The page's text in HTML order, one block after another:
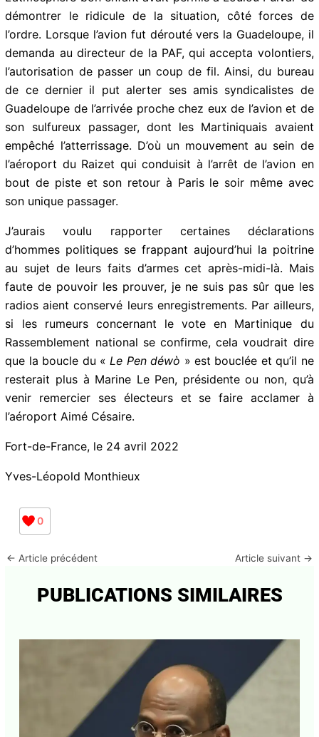
plus musclées.
L’atmosphère bon enfant avait permis à Loulou Pulvar
de démontrer le ridicule de la situation, côté forces de
l’ordre. Lorsque l’avion fut dérouté vers la Guadeloupe,
il demanda au directeur de la PAF, qui accepta
volontiers, l’autorisation de passer un coup de fil. Ainsi,
du bureau de ce dernier il put alerter ses amis
syndicalistes de Guadeloupe de l’arrivée proche chez
eux de l’avion et de son sulfureux passager, dont les
Martiniquais avaient empêché l’atterrissage. D’où un
conduisit à l’arrêt de l’avion en bout de piste et son
retour à Paris le soir même avec son unique passager.
J’aurais voulu rapporter certaines déclarations
d’hommes politiques se frappant aujourd’hui la poitrine
au sujet de leurs faits d’armes cet après-midi-là. Mais
faute de pouvoir les prouver, je ne suis pas sûr que les
radios aient conservé leurs enregistrements. Par
ailleurs, si les rumeurs concernant le vote en
Martinique du Rassemblement national se confirme,
cela voudrait dire que la boucle du «
présidente ou non, qu’à venir remercier ses électeurs
Yves-Léopold Monthieux
PUBLICATIONS SIMILAIRES